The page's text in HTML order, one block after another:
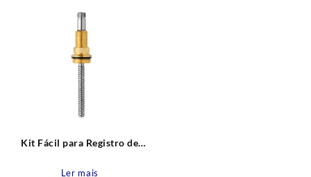
Kit Fácil para Registro de
Similares Blukit
Ler mais